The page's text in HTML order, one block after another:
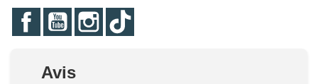
FacebookYouTubeInstagram
Avis